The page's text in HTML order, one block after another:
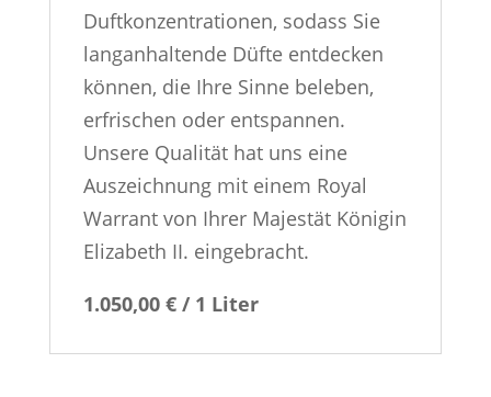
Duftkonzentrationen, sodass Sie
langanhaltende Düfte entdecken
können, die Ihre Sinne beleben,
erfrischen oder entspannen.
Unsere Qualität hat uns eine
Auszeichnung mit einem Royal
Warrant von Ihrer Majestät Königin
Elizabeth II. eingebracht.
1.050,00 € / 1 Liter